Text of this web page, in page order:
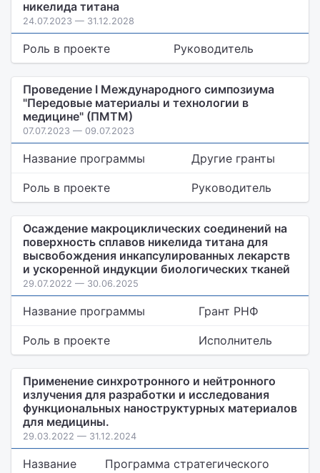
никелида титана
24.07.2023 — 31.12.2028
Роль в проекте Руководитель
Проведение I Международного симпозиума
"Передовые материалы и технологии в
медицине" (ПМТМ)
07.07.2023 — 09.07.2023
Название программы Другие гранты
Роль в проекте Руководитель
Осаждение макроциклических соединений на
поверхность сплавов никелида титана для
высвобождения инкапсулированных лекарств
и ускоренной индукции биологических тканей
29.07.2022 — 30.06.2025
Название программы Грант РНФ
Роль в проекте Исполнитель
Применение синхротронного и нейтронного
излучения для разработки и исследования
функциональных наноструктурных материалов
для медицины.
29.03.2022 — 31.12.2024
Название
Программа стратегического